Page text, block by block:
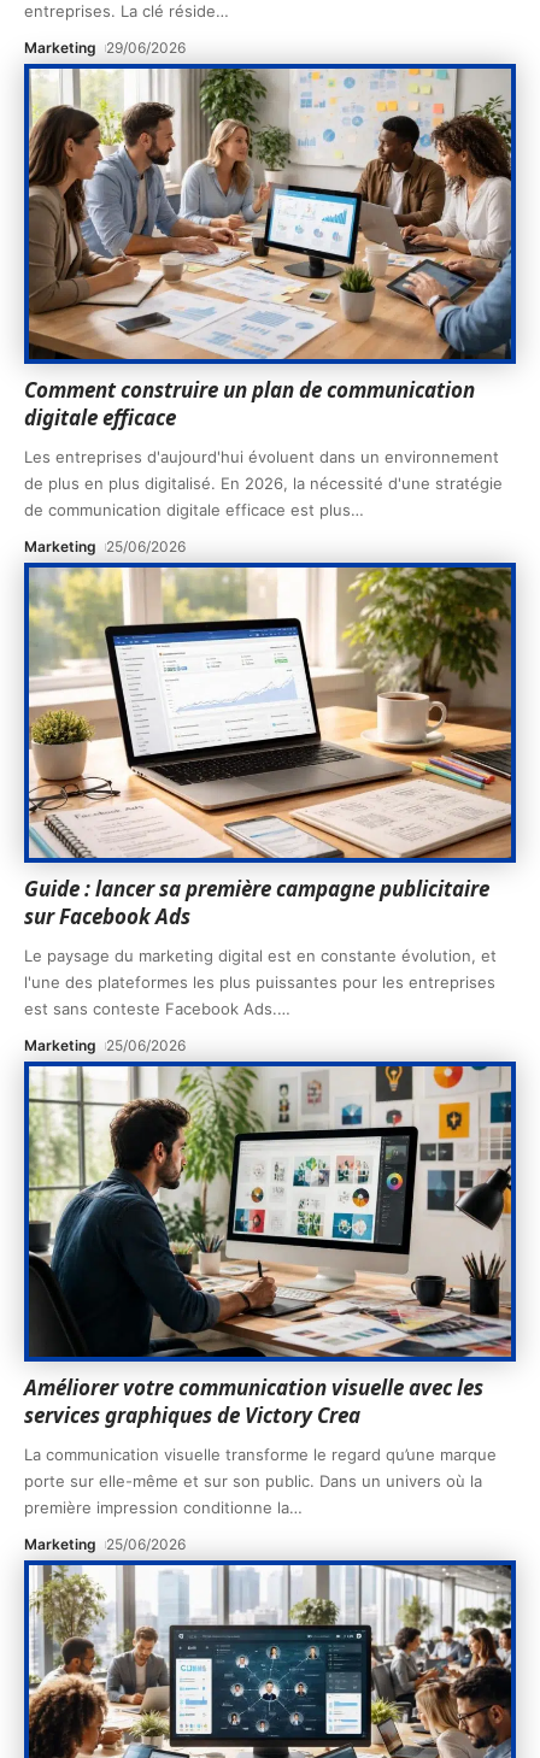
entreprises. La clé réside…
Marketing 29/06/2026
Comment construire un plan de communication
digitale efficace
Les entreprises d'aujourd'hui évoluent dans un environnement
de plus en plus digitalisé. En 2026, la nécessité d'une stratégie
de communication digitale efficace est plus…
Marketing 25/06/2026
Guide : lancer sa première campagne publicitaire
sur Facebook Ads
Le paysage du marketing digital est en constante évolution, et
l'une des plateformes les plus puissantes pour les entreprises
est sans conteste Facebook Ads.…
Marketing 25/06/2026
Améliorer votre communication visuelle avec les
services graphiques de Victory Crea
La communication visuelle transforme le regard qu’une marque
porte sur elle-même et sur son public. Dans un univers où la
première impression conditionne la…
Marketing 25/06/2026